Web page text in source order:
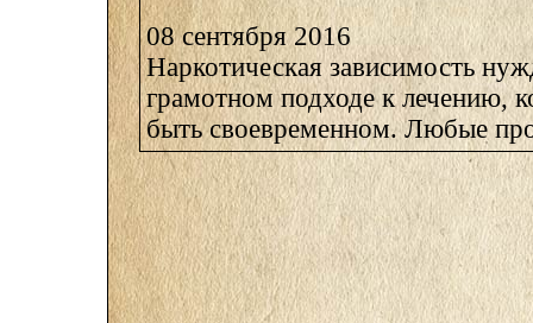
08 сентября 2016
Наркотическая зависимость
грамотном подходе к лечению,
быть своевременном. Любые